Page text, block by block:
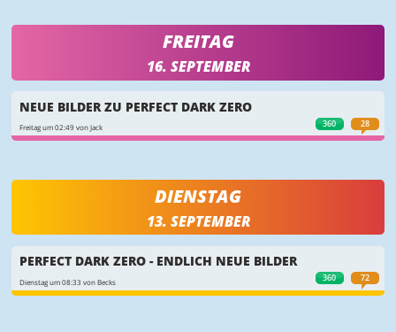
FREITAG
16. SEPTEMBER
360 28
NEUE BILDER ZU PERFECT DARK ZERO
Freitag um 02:49 von Jack
DIENSTAG
13. SEPTEMBER
360 72
PERFECT DARK ZERO - ENDLICH NEUE BILDER
Dienstag um 08:33 von Becks